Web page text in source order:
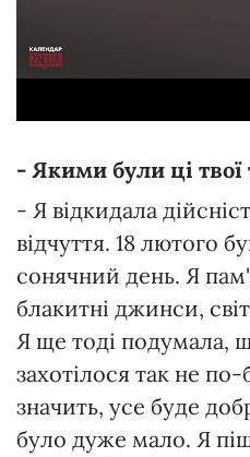
- Якими були ці твої
- Я відкидала
відчуття. 18 лютого
сонячний день. Я
блакитні джинси,
Я ще тоді подумала,
захотілося так не
значить, усе буде
було дуже мало. Я